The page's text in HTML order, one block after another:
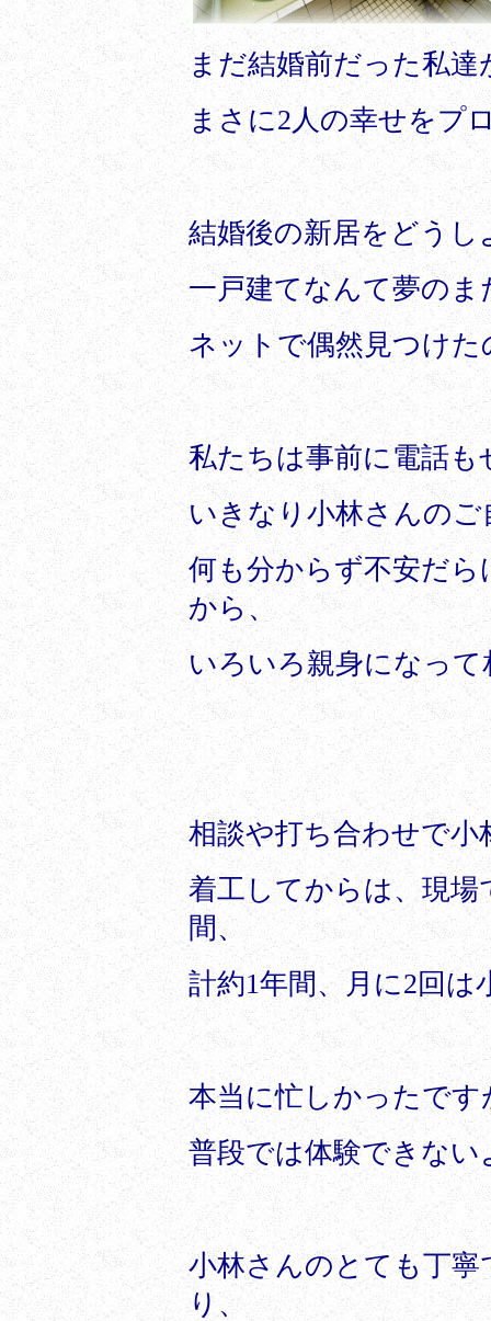
まだ結婚前だった私達
まさに2 人の幸せをプ
結婚後の新居をどうし
一戸建てなんて夢の
ネットで偶然見つけ
私たちは事前に電話も
いきなり小林さんの
何も分からず不安だ
から、
いろいろ親身になっ
相談や打ち合わせで
着工してからは、現
間、
計約1年間、月に2回は
本当に忙しかったで
普段では体験できな
小林さんのとても丁
り、